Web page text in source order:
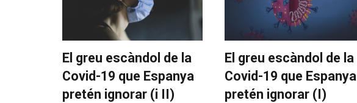
El greu escàndol de la
Covid-19 que Espanya
pretén ignorar (i II)
El greu escàndol de la
Covid-19 que Espanya
pretén ignorar (I)